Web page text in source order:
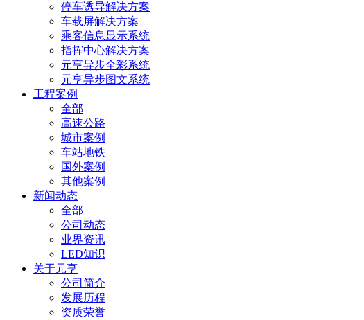
停车诱导解决方案
车载屏解决方案
乘客信息显示系统
指挥中心解决方案
元亨异步全彩系统
元亨异步图文系统
工程案例
全部
高速公路
城市案例
车站地铁
国外案例
其他案例
新闻动态
全部
公司动态
业界资讯
LED知识
关于元亨
公司简介
发展历程
资质荣誉